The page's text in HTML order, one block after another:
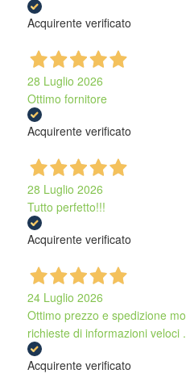
Acquirente verificato
28 Luglio 2026
Ottimo fornitore
Acquirente verificato
28 Luglio 2026
Tutto perfetto!!!
Acquirente verificato
24 Luglio 2026
Ottimo prezzo e spedizione
richieste di informazioni veloci
Acquirente verificato